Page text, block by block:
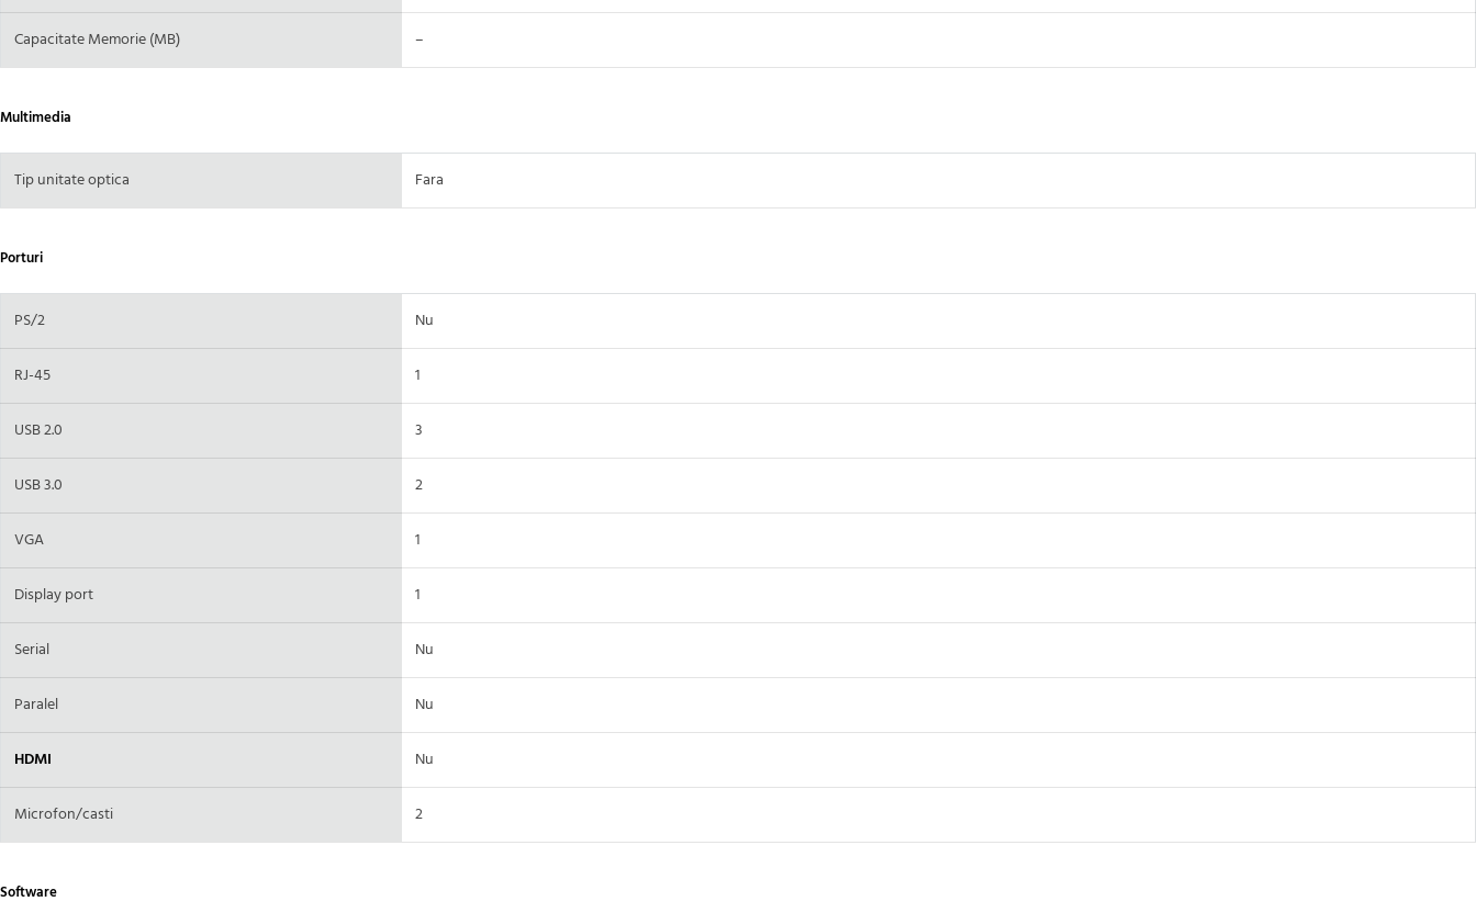
Capacitate Memorie (MB) –
Multimedia
Tip unitate optica Fara
Porturi
PS/2 Nu
RJ-45 1
USB 2.0 3
USB 3.0 2
VGA 1
Display port 1
Serial Nu
Paralel Nu
HDMI Nu
Microfon/casti 2
Software